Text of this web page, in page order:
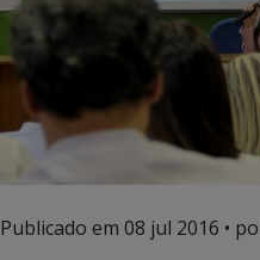
Publicado em 08 jul 2016 •